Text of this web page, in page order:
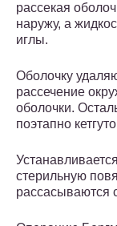
рассекая
наружу, а
иглы.
Оболочку
рассечение
оболочки.
поэтапно
стерильную
рассасываются